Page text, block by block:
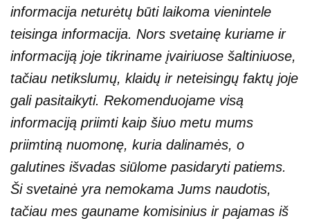
informacija neturėtų būti laikoma vienintele
teisinga informacija. Nors svetainę kuriame ir
informaciją joje tikriname įvairiuose šaltiniuose,
tačiau netikslumų, klaidų ir neteisingų faktų joje
gali pasitaikyti. Rekomenduojame visą
informaciją priimti kaip šiuo metu mums
priimtiną nuomonę, kuria dalinamės, o
galutines išvadas siūlome pasidaryti patiems.
Ši svetainė yra nemokama Jums naudotis,
tačiau mes gauname komisinius ir pajamas iš